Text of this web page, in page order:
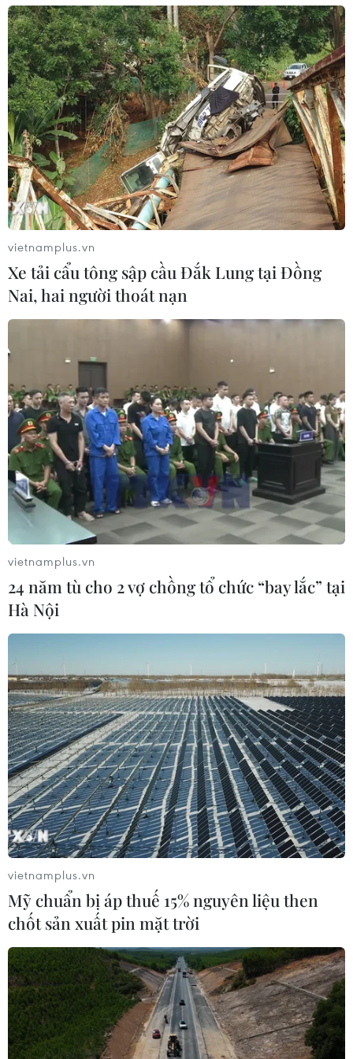
TIN CÙNG CHUYÊN MỤC
Bộ trưởng Bộ Quốc phòng Malaysia
thăm chính thức Việt Nam
06/08/2026 05:34
vietnamplus.vn
Xe tải cẩu tông sập cầu Đắk Lung tại Đồng
Nai, hai người thoát nạn
vietnamplus.vn
24 năm tù cho 2 vợ chồng tổ chức “bay lắc” tại
Hà Nội
vietnamplus.vn
Mỹ chuẩn bị áp thuế 15% nguyên liệu then
chốt sản xuất pin mặt trời